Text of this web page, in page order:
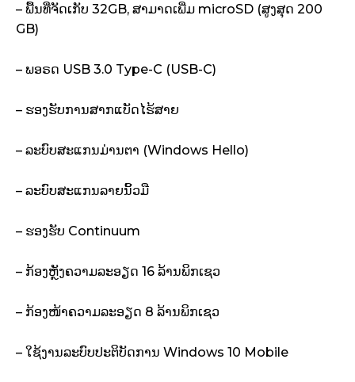
– ພື້ນທີ່ຈັດເກັບ 32GB, ສາມາດເພີ່ມ microSD (ສູງສຸດ 200
GB)
– ພອຣດ USB 3.0 Type-C (USB-C)
– ຮອງຮັບການສາກແບັດໄຮ້ສາຍ
– ລະບົບສະແກນມ່ານຕາ (Windows Hello)
– ລະບົບສະແກນລາຍນິ້ວມື
– ຮອງຮັບ Continuum
– ກ້ອງຫຼັງຄວາມລະອຽດ 16 ລ້ານພິກເຊວ
– ກ້ອງໜ້າຄວາມລະອຽດ 8 ລ້ານພິກເຊວ
– ໃຊ້ງານລະບົບປະຕິບັດການ Windows 10 Mobile